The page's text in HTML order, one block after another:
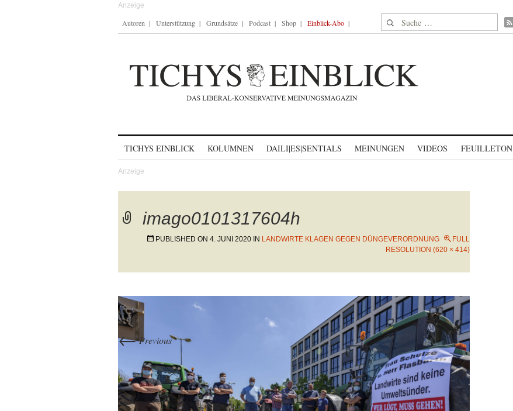
Autoren Unterstützung Grundsätze Podcast Shop Einblick-Abo Suche nach:
TICHYS EINBLICK KOLUMNEN DAILI|ES|SENTIALS MEINUNGEN VIDEOS FEUILLETON
imago0101317604h
PUBLISHED ON 4. JUNI 2020 IN LANDWIRTE KLAGEN GEGEN DÜNGEVERORDNUNG
FULL
RESOLUTION (620 × 414)
←Previous